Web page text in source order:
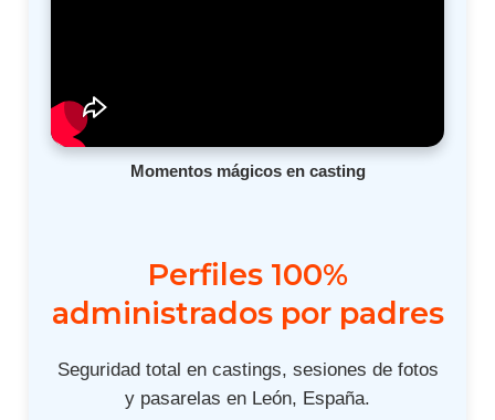
Momentos mágicos en casting
Perfiles 100%
administrados por padres
Seguridad total en castings, sesiones de fotos
y pasarelas en León, España.